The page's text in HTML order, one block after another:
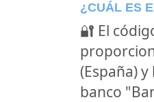
¿CUÁL ES
🔐 El
(España)
banco